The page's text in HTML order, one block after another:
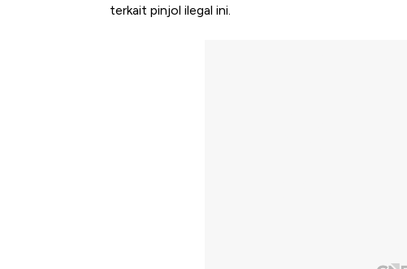
terkait pinjol ilegal ini.